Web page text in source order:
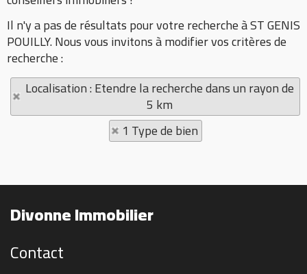
Il n'y a pas de résultats pour votre recherche à ST GENIS
POUILLY. Nous vous invitons à modifier vos critères de
recherche :
Localisation : Etendre la recherche dans un rayon de
5 km
1 Type de bien
Divonne Immobilier
Contact